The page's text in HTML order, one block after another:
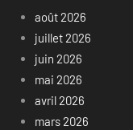
août 2026
juillet 2026
juin 2026
mai 2026
avril 2026
mars 2026